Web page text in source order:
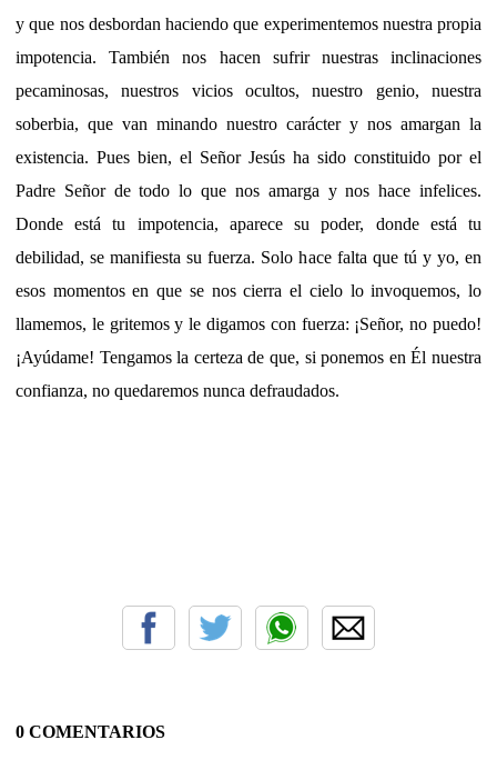
y que nos desbordan haciendo que experimentemos nuestra propia
impotencia. También nos hacen sufrir nuestras inclinaciones
pecaminosas, nuestros vicios ocultos, nuestro genio, nuestra
soberbia, que van minando nuestro carácter y nos amargan la
existencia. Pues bien, el Señor Jesús ha sido constituido por el
Padre Señor de todo lo que nos amarga y nos hace infelices.
Donde está tu impotencia, aparece su poder, donde está tu
debilidad, se manifiesta su fuerza. Solo hace falta que tú y yo, en
esos momentos en que se nos cierra el cielo lo invoquemos, lo
llamemos, le gritemos y le digamos con fuerza: ¡Señor, no puedo!
¡Ayúdame! Tengamos la certeza de que, si ponemos en Él nuestra
confianza, no quedaremos nunca defraudados.
0 COMENTARIOS